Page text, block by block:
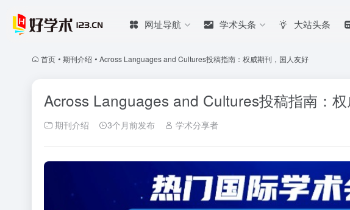
网址导航 学术头条 大站头条
首页 • 期刊介绍 • Across Languages and Cultures投稿指南：权威期刊，国人友好
Across Languages and Cultures投稿指南：
期刊介绍 3个月前发布 学术分享者